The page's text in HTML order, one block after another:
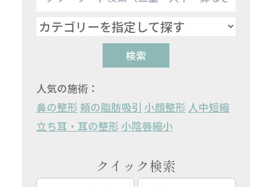
検索
人気の施術：
鼻の整形 頬の脂肪吸引 小顔整形 人中短縮
立ち耳・耳の整形 小陰唇縮小
クイック検索